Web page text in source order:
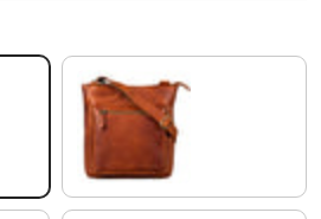
arrona - marrón